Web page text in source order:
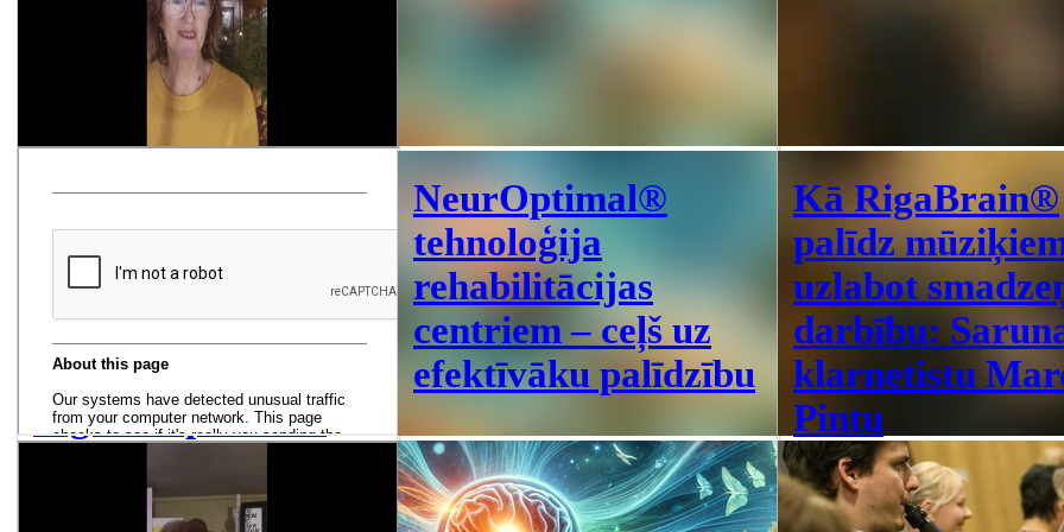
Kā RigaBrain®
seansi palīdz
saglabāt skaidru
prātu un uzlabot
koncentrēšanos:
Ingrīdas pieredze
NeurOptimal®
tehnoloģija
rehabilitācijas
centriem – ceļš uz
efektīvāku palīdzību
Kā RigaBrain®
palīdz
uzlabot
darbību:
klarnetistu
Pintu